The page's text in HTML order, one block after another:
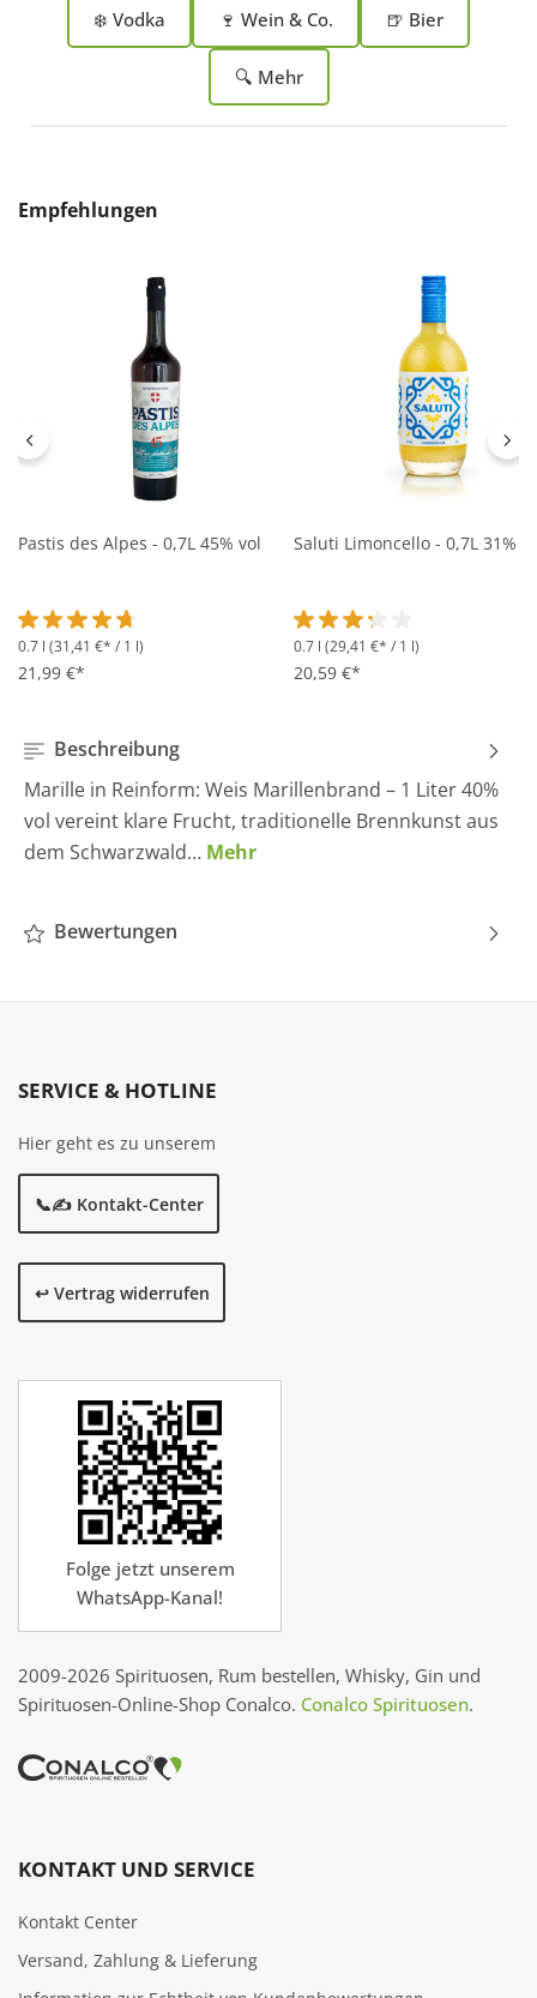
❄️ Vodka 🍷 Wein & Co. 🍺 Bier
🔍 Mehr
Produktgalerie überspringen
Empfehlungen
Pastis des Alpes - 0,7L 45% vol
Durchschnittliche Bewertung von 4.6 von 5 Sternen
0.7 l (31,41 €* / 1 l)
21,99 €*
Saluti Limoncello - 0,7L 31%
Durchschnittliche
0.7 l (29,41 €* / 1 l)
20,59 €*
Beschreibung
Marille in Reinform: Weis Marillenbrand – 1 Liter 40%
vol vereint klare Frucht, traditionelle Brennkunst aus
dem Schwarzwald… Mehr
Bewertungen
SERVICE & HOTLINE
Hier geht es zu unserem
📞✍️ Kontakt-Center
↩️ Vertrag widerrufen
Folge jetzt unserem
WhatsApp-Kanal!
2009-2026 Spirituosen, Rum bestellen, Whisky, Gin und
Spirituosen-Online-Shop Conalco. Conalco Spirituosen.
KONTAKT UND SERVICE
Kontakt Center
Versand, Zahlung & Lieferung